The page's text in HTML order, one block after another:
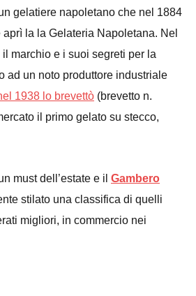
gelatiere napoletano che nel 1884
la la Gelateria Napoletana. Nel
marchio e i suoi segreti per la
ad un noto produttore industriale
1938 lo brevettò (brevetto n.
il primo gelato su stecco,
must dell’estate e il Gambero
stilato una classifica di quelli
migliori, in commercio nei